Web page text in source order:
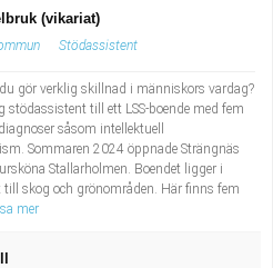
(vikariat)
Stödassistent
gör verklig skillnad i människors vardag?
stödassistent till ett LSS-boende med fem
såsom intellektuell
Sommaren 2024 öppnade Strängnäs
Stallarholmen. Boendet ligger i
skog och grönområden. Här finns fem
mer